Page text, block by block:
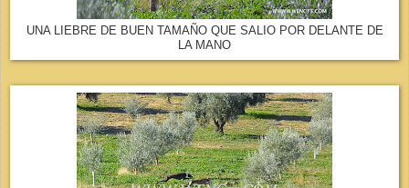
UNA LIEBRE DE BUEN TAMAÑO QUE SALIO POR DELANTE DE
LA MANO